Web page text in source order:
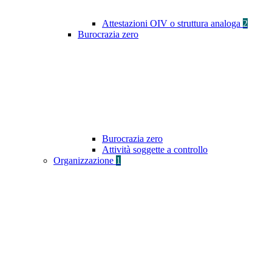
Attestazioni OIV o struttura analoga 2
Burocrazia zero
Burocrazia zero
Attività soggette a controllo
Organizzazione 1